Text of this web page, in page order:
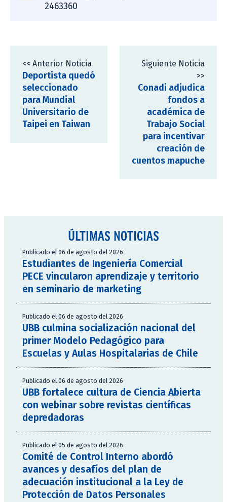
2463360
<< Anterior Noticia
Deportista quedó
seleccionado
para Mundial
Universitario de
Taipei en Taiwan
Siguiente Noticia
>>
Conadi adjudica
fondos a
académica de
Trabajo Social
para incentivar
creación de
cuentos mapuche
ÚLTIMAS NOTICIAS
Publicado el 06 de agosto del 2026
Estudiantes de Ingeniería Comercial
PECE vincularon aprendizaje y territorio
en seminario de marketing
Publicado el 06 de agosto del 2026
UBB culmina socialización nacional del
primer Modelo Pedagógico para
Escuelas y Aulas Hospitalarias de Chile
Publicado el 06 de agosto del 2026
UBB fortalece cultura de Ciencia Abierta
con webinar sobre revistas científicas
depredadoras
Publicado el 05 de agosto del 2026
Comité de Control Interno abordó
avances y desafíos del plan de
adecuación institucional a la Ley de
Protección de Datos Personales